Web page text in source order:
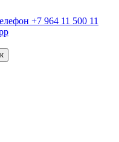
+7 964 11 500 11